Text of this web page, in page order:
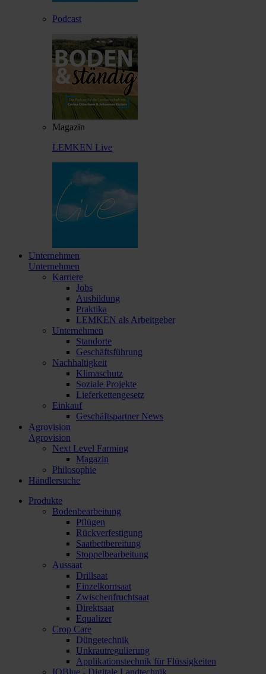
Podcast
Magazin
LEMKEN Live
Unternehmen
Unternehmen
Karriere
Jobs
Ausbildung
Praktika
LEMKEN als Arbeitgeber
Unternehmen
Standorte
Geschäftsführung
Nachhaltigkeit
Klimaschutz
Soziale Projekte
Lieferkettengesetz
Einkauf
Geschäftspartner News
Agrovision
Agrovision
Next Level Farming
Magazin
Philosophie
Händlersuche
Produkte
Bodenbearbeitung
Pflügen
Rückverfestigung
Saatbettbereitung
Stoppelbearbeitung
Aussaat
Drillsaat
Einzelkornsaat
Zwischenfruchtsaat
Direktsaat
Equalizer
Crop Care
Düngetechnik
Unkrautregulierung
Applikationstechnik für Flüssigkeiten
IQBlue - Digitale Landtechnik